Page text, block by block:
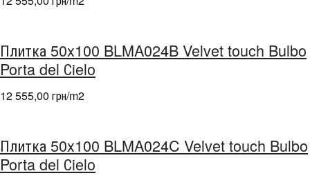
Плитка 50x100 BLMA024B Velvet touch Bulbo
Porta del Сielo
12 555,00 грн/m2
Плитка 50x100 BLMA024C Velvet touch Bulbo
Porta del Сielo